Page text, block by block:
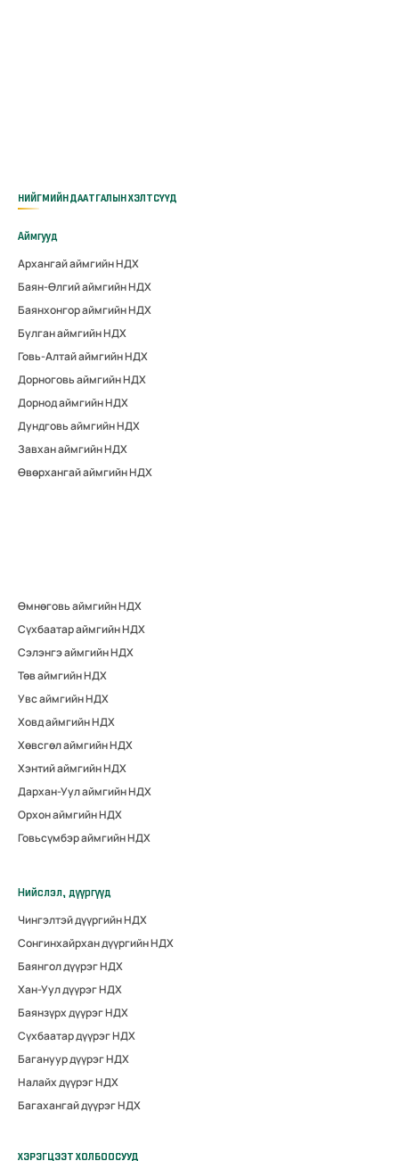
НИЙГМИЙН ДААТГАЛЫН ХЭЛТСҮҮД
Аймгууд
Архангай аймгийн НДХ
Баян-Өлгий аймгийн НДХ
Баянхонгор аймгийн НДХ
Булган аймгийн НДХ
Говь-Алтай аймгийн НДХ
Дорноговь аймгийн НДХ
Дорнод аймгийн НДХ
Дундговь аймгийн НДХ
Завхан аймгийн НДХ
Өвөрхангай аймгийн НДХ
Өмнөговь аймгийн НДХ
Сүхбаатар аймгийн НДХ
Сэлэнгэ аймгийн НДХ
Төв аймгийн НДХ
Увс аймгийн НДХ
Ховд аймгийн НДХ
Хөвсгөл аймгийн НДХ
Хэнтий аймгийн НДХ
Дархан-Уул аймгийн НДХ
Орхон аймгийн НДХ
Говьсүмбэр аймгийн НДХ
Нийслэл, дүүргүүд
Чингэлтэй дүүргийн НДХ
Сонгинхайрхан дүүргийн НДХ
Баянгол дүүрэг НДХ
Хан-Уул дүүрэг НДХ
Баянзүрх дүүрэг НДХ
Сүхбаатар дүүрэг НДХ
Багануур дүүрэг НДХ
Налайх дүүрэг НДХ
Багахангай дүүрэг НДХ
ХЭРЭГЦЭЭТ ХОЛБООСУУД